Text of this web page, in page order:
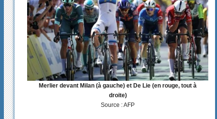
Merlier devant Milan (à gauche) et De Lie (en rouge, tout à
droite)
Source : AFP